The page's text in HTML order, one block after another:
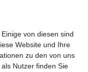
von diesen sind
Website und Ihre
zu den von uns
Nutzer finden Sie